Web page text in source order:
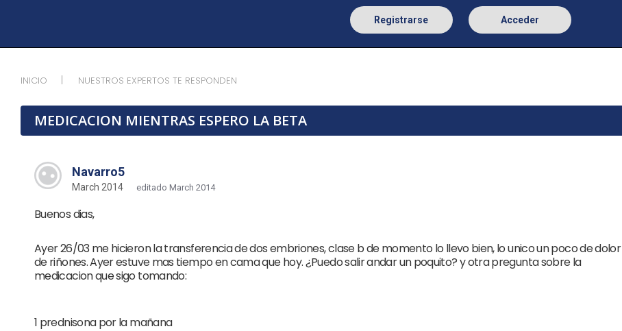
Registrarse Acceder
INICIO NUESTROS EXPERTOS TE RESPONDEN
MEDICACION MIENTRAS ESPERO LA BETA
Navarro5
March 2014 editado March 2014
Buenos dias,
Ayer 26/03 me hicieron la transferencia de dos embriones, clase b de momento lo llevo bien, lo unico un poco de dolor
de riñones. Ayer estuve mas tiempo en cama que hoy. ¿Puedo salir andar un poquito? y otra pregunta sobre la
medicacion que sigo tomando:
1 prednisona por la mañana